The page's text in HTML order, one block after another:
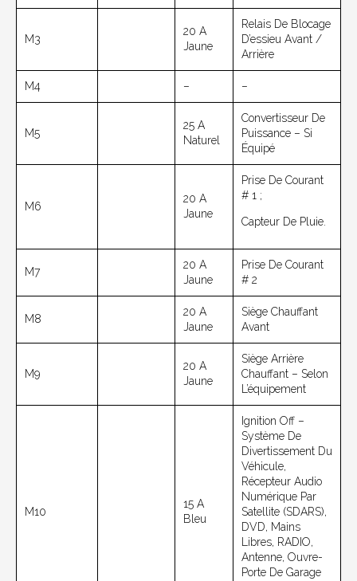
M3
20 A
Jaune
Relais De Blocage
D’essieu Avant /
Arrière
M4 – –
M5
25 A
Naturel
Convertisseur De
Puissance – Si
Équipé
M6
20 A
Jaune
Prise De Courant
# 1 ;
Capteur De Pluie.
M7
20 A
Jaune
Prise De Courant
# 2
M8
20 A
Jaune
Siège Chauffant
Avant
M9
20 A
Jaune
Siège Arrière
Chauffant – Selon
L’équipement
M10
15 A
Bleu
Ignition Off –
Système De
Divertissement Du
Véhicule,
Récepteur Audio
Numérique Par
Satellite (SDARS),
DVD, Mains
Libres, RADIO,
Antenne, Ouvre-
Porte De Garage